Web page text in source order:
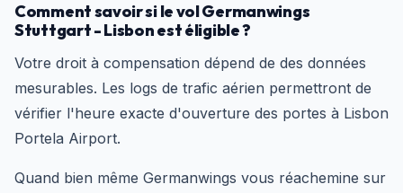
Comment savoir si le vol Germanwings
Stuttgart - Lisbon est éligible ?
Votre droit à compensation dépend de des données
mesurables. Les logs de trafic aérien permettront de
vérifier l'heure exacte d'ouverture des portes à Lisbon
Portela Airport.
Quand bien même Germanwings vous réachemine sur